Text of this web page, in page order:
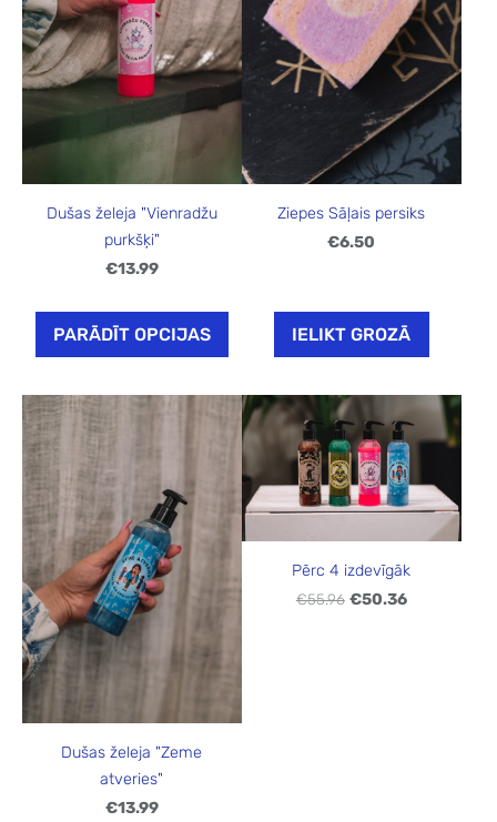
Dušas želeja "Vienradžu
purkšķi"
€13.99
PARĀDĪT OPCIJAS
Ziepes Sāļais persiks
€6.50
IELIKT GROZĀ
Dušas želeja "Zeme
atveries"
€13.99
Pērc 4 izdevīgāk
€55.96 €50.36